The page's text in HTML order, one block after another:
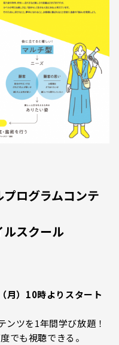
ログラムコンテ
ルスクール
）10時よりスタート
ンツを1年間学び放題！
でも視聴できる。